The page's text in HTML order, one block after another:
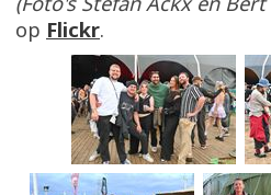
op Flickr.